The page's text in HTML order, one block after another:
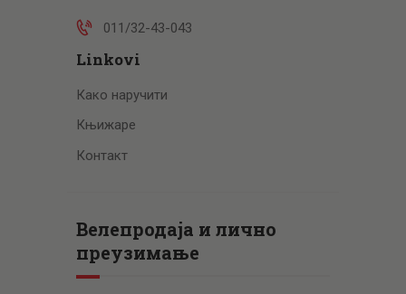
011/32-43-043
Linkovi
Како наручити
Књижаре
Контакт
Велепродаја и лично
преузимање